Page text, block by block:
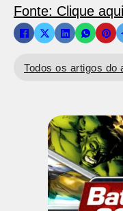
Fonte: Clique aqui
Todos os artigos do